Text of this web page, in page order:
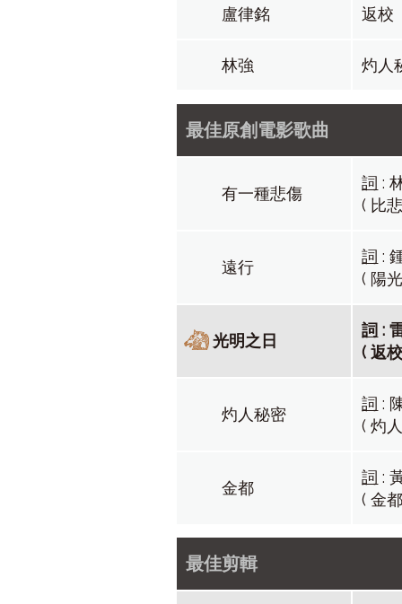
盧律銘 返校
林強 灼人
最佳原創電影歌曲
有一種悲傷
詞 :
( 比
遠行
詞 :
( 陽
光明之日
詞 :
( 返
灼人秘密
詞 :
( 灼
金都
詞 :
( 金
最佳剪輯